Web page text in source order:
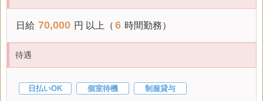
日給 70,000 円 以上（ 6 時間勤務）
待遇
日払いOK 個室待機 制服貸与